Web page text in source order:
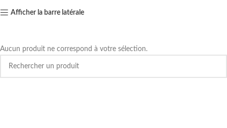
Afficher la barre latérale
Aucun produit ne correspond à votre sélection.